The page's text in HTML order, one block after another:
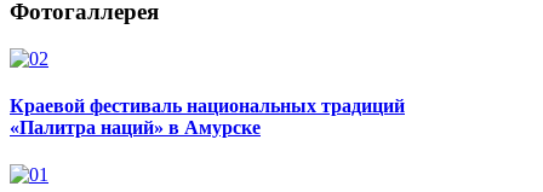
Фотогаллерея
Краевой фестиваль национальных традиций
«Палитра наций» в Амурске